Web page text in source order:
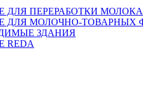
ДЛЯ ПЕРЕРАБОТКИ МОЛОКА
ДЛЯ МОЛОЧНО-ТОВАРНЫХ
ЗДАНИЯ
REDA